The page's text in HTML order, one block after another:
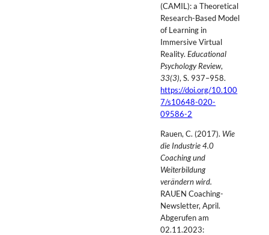
(CAMIL): a Theoretical
Research-Based Model
of Learning in
Immersive Virtual
Reality.Educational
Psychology Review,
33(3), S. 937–958.
https://doi.org/10.100
7/s10648-020-
09586-2
Rauen, C. (2017). Wie
die Industrie 4.0
Coaching und
Weiterbildung
verändern wird.
RAUEN Coaching-
Newsletter, April.
Abgerufen am
02.11.2023: